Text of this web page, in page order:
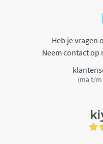
Heb je vragen
Neem contact op
(ma t/m